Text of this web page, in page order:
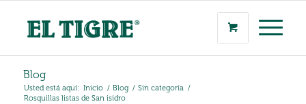
Blog
Usted está aquí: Inicio / Blog / Sin categoría /
Rosquillas listas de San isidro